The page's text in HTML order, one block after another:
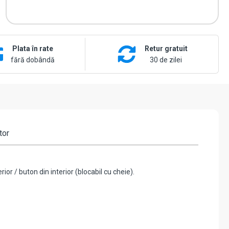
Plata în rate
fără dobândă
Retur gratuit
30 de zilei
/ buton din interior (blocabil cu cheie).